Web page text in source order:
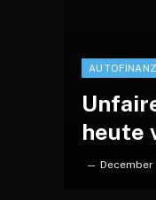
heute
December